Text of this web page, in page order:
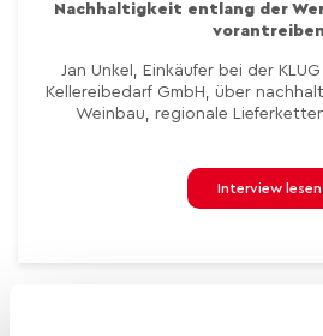
Nachhaltigkeit entlang der
vorantreiben
Jan Unkel, Einkäufer bei der
Kellereibedarf GmbH, über
Weinbau, regionale
Interview lesen